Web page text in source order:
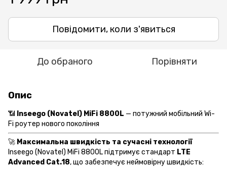
Повідомити, коли з'явиться
До обраного Порівняти
Опис
📶 Inseego (Novatel) MiFi 8800L — потужний мобільний Wi-
Fi роутер нового покоління
🚀 Максимальна швидкість та сучасні технології
Inseego (Novatel) MiFi 8800L підтримує стандарт LTE
Advanced Cat.18, що забезпечує неймовірну швидкість: